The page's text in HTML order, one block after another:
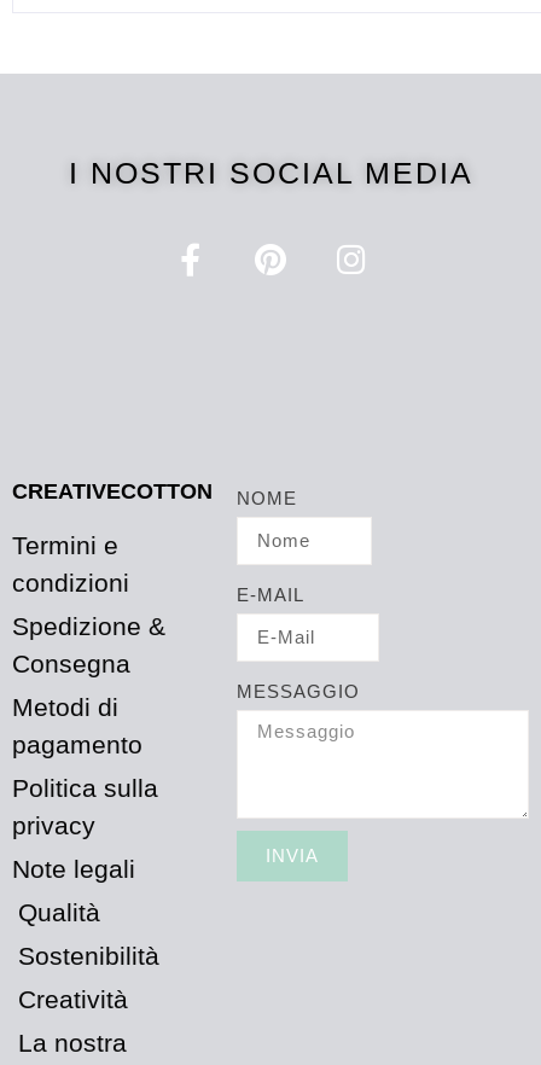
I NOSTRI SOCIAL MEDIA
CREATIVECOTTON
Termini e
condizioni
Spedizione &
Consegna
Metodi di
pagamento
Politica sulla
privacy
Note legali
Qualità
Sostenibilità
Creatività
La nostra
NOME
E-MAIL
MESSAGGIO
INVIA